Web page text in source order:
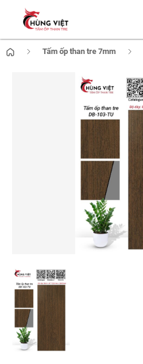
Tấm ốp than tre 7mm